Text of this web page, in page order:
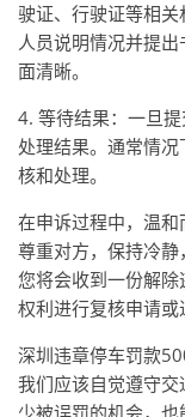
驶证、行驶证等相
人员说明情况并提
面清晰。
4. 等待结果：一旦
处理结果。通常情
核和处理。
在申诉过程中，温和
尊重对方，保持冷静
您将会收到一份解
权利进行复核申请或
深圳违章停车罚款
我们应该自觉遵守
少被误罚的机会，也